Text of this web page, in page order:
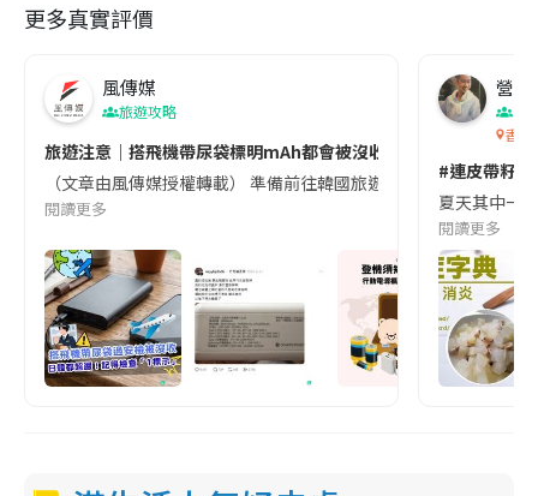
更多真實評價
風傳媒
旅遊攻略
旅遊注意｜搭飛機帶尿袋標明mAh都會被沒收😱出發前切記檢查
（文章由風傳媒授權轉載） 準備前往韓國旅遊的民眾，近期要
閱讀更多
營養
香港
#連皮帶籽
夏天其中一
閱讀更多